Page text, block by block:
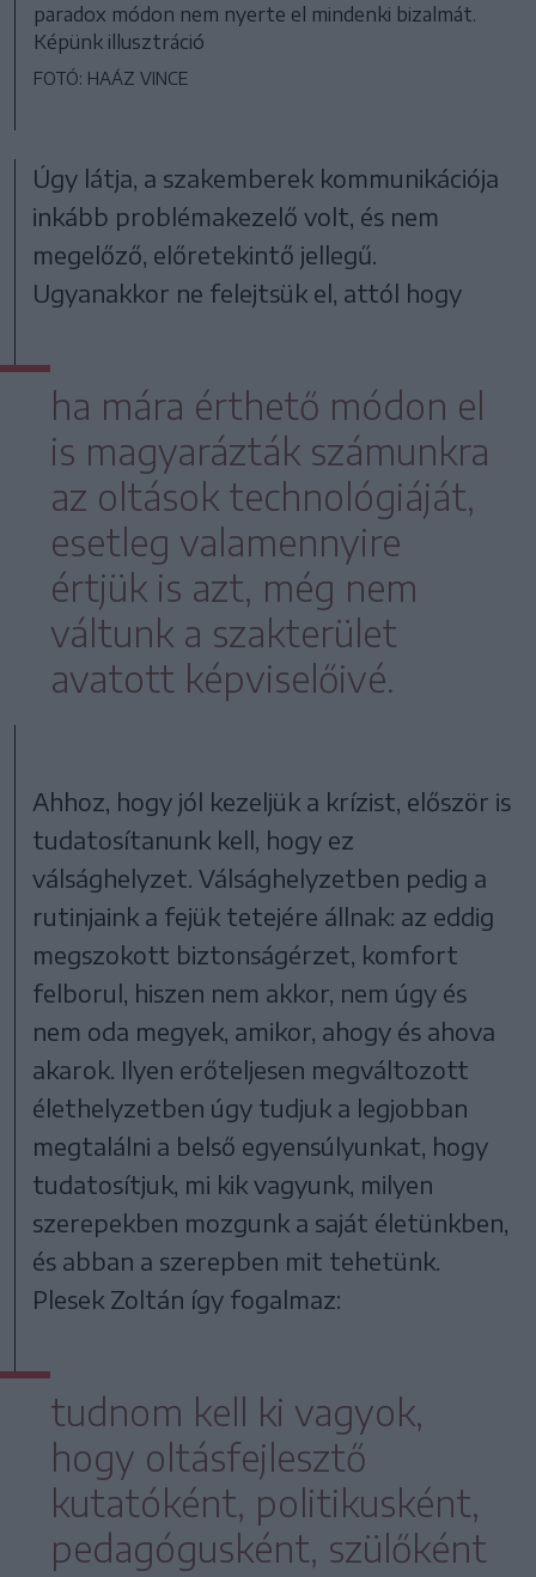
paradox módon nem nyerte el mindenki bizalmát.
Képünk illusztráció
FOTÓ: HAÁZ VINCE
Úgy látja, a szakemberek kommunikációja
inkább problémakezelő volt, és nem
megelőző, előretekintő jellegű.
Ugyanakkor ne felejtsük el, attól hogy
ha mára érthető módon el
is magyarázták számunkra
az oltások technológiáját,
esetleg valamennyire
értjük is azt, még nem
váltunk a szakterület
avatott képviselőivé.
Ahhoz, hogy jól kezeljük a krízist, először is
tudatosítanunk kell, hogy ez
válsághelyzet. Válsághelyzetben pedig a
rutinjaink a fejük tetejére állnak: az eddig
megszokott biztonságérzet, komfort
felborul, hiszen nem akkor, nem úgy és
nem oda megyek, amikor, ahogy és ahova
akarok. Ilyen erőteljesen megváltozott
élethelyzetben úgy tudjuk a legjobban
megtalálni a belső egyensúlyunkat, hogy
tudatosítjuk, mi kik vagyunk, milyen
szerepekben mozgunk a saját életünkben,
és abban a szerepben mit tehetünk.
Plesek Zoltán így fogalmaz:
tudnom kell ki vagyok,
hogy oltásfejlesztő
kutatóként, politikusként,
pedagógusként, szülőként